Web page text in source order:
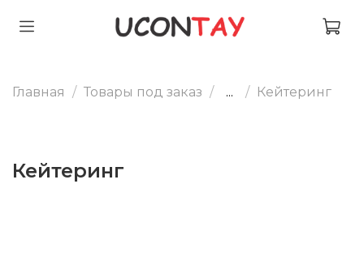
Главная Товары под заказ ... Кейтеринг
Кейтеринг